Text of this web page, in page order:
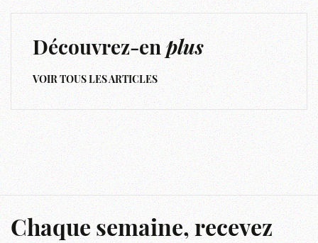
Découvrez-enplus
VOIR TOUS LES ARTICLES
Chaque semaine, recevez